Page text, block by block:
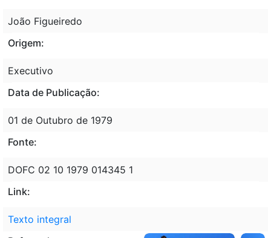
João Figueiredo
Origem:
Executivo
Data de Publicação:
01 de Outubro de 1979
Fonte:
DOFC 02 10 1979 014345 1
Link:
Texto integral